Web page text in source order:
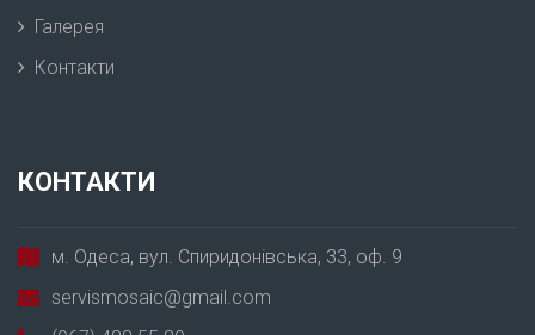
Галерея
Контакти
КОНТАКТИ
м. Одеса, вул. Спиридонівська, 33, оф. 9
servismosaic@gmail.com